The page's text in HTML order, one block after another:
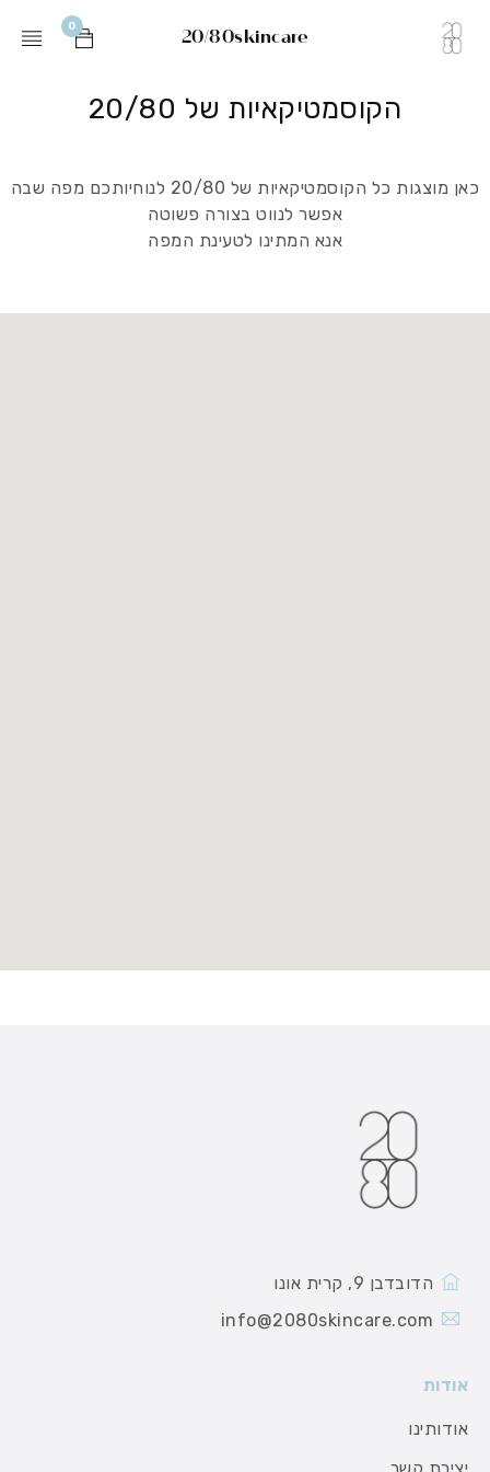
0 20/80skincare
הקוסמטיקאיות של 20/80
כאן מוצגות כל הקוסמטיקאיות של 20/80 לנוחיותכם מפה שבה
אפשר לנווט בצורה פשוטה
אנא המתינו לטעינת המפה
הדובדבן 9, קרית אונו
info@2080skincare.com
אודות
אודותינו